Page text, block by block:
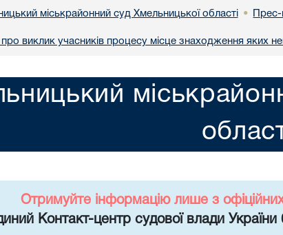
міськрайонний суд Хмельницької області • Прес-
виклик учасників процесу місце знаходження яких
Отримуйте інформацію лише з
Контакт-центр судової влади